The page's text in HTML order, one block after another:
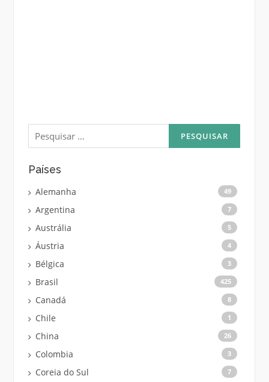
Pesquisar
por:
Países
Alemanha 49
Argentina 7
Austrália 5
Áustria 4
Bélgica 3
Brasil 425
Canadá 8
Chile 1
China 26
Colombia 3
Coreia do Sul 7